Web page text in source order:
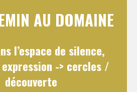
AU DOMAINE
l’espace de silence,
-> cercles /
découverte